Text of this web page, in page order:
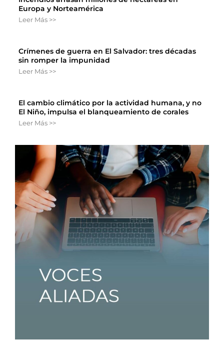
Europa y Norteamérica
Leer Más >>
Crímenes de guerra en El Salvador: tres décadas
sin romper la impunidad
Leer Más >>
El cambio climático por la actividad humana, y no
El Niño, impulsa el blanqueamiento de corales
Leer Más >>